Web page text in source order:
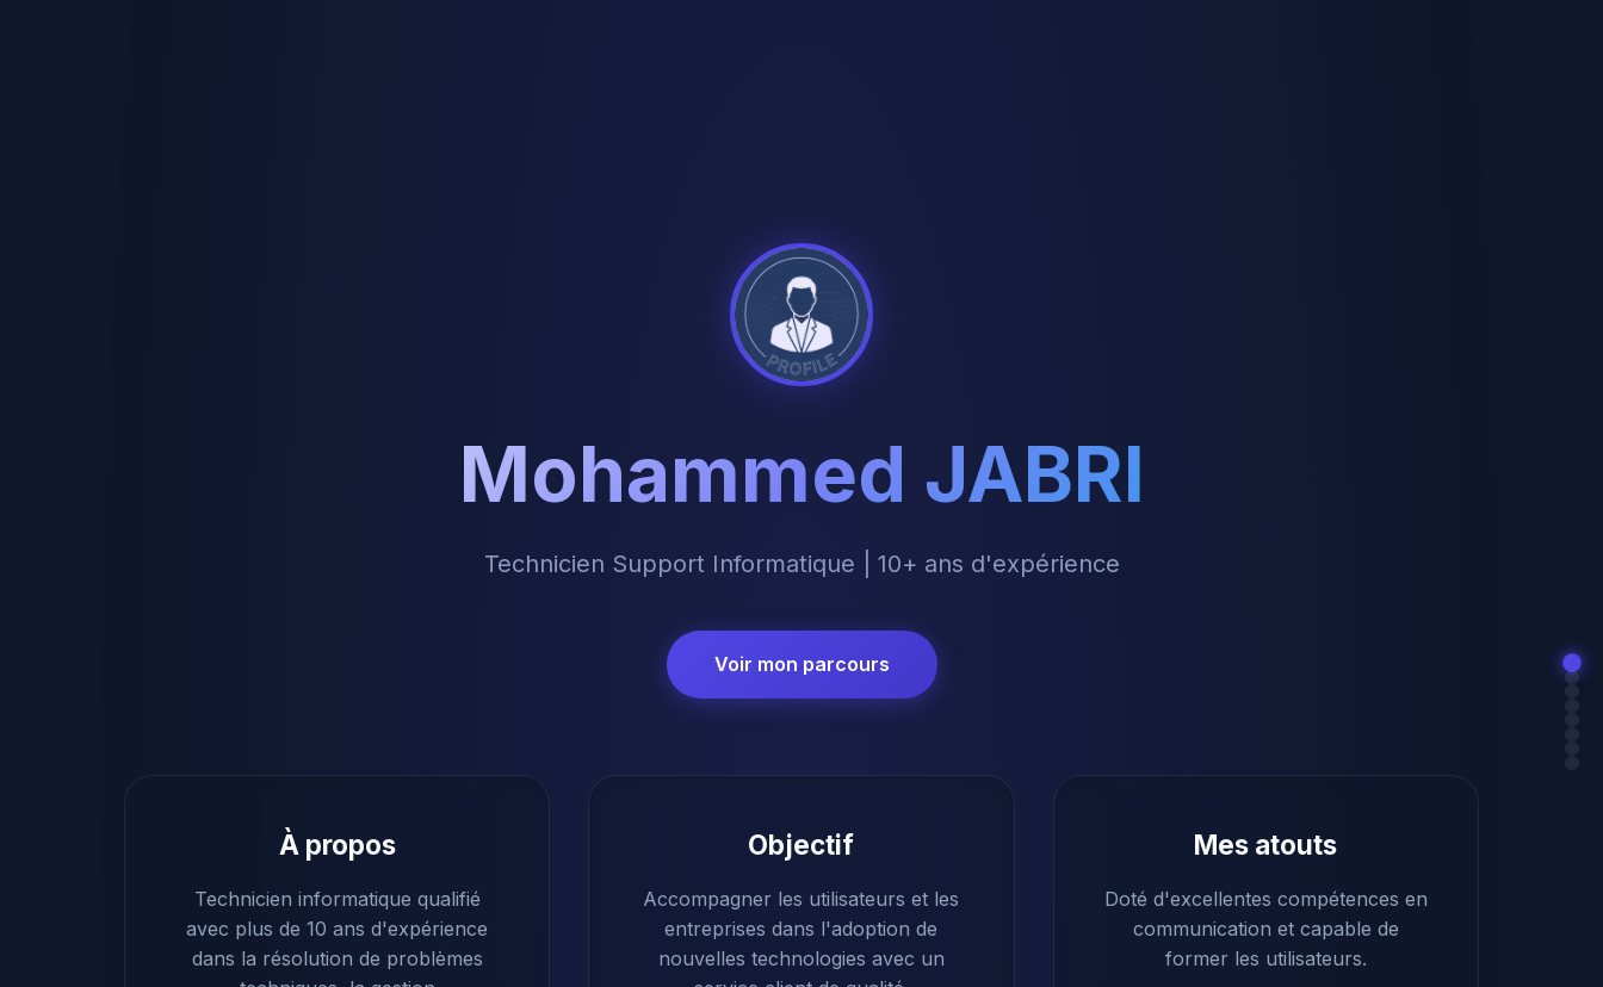
Mohammed JABRI
Technicien Support Informatique | 10+ ans d'expérience
Voir mon parcours
À propos
Technicien informatique qualifié
avec plus de 10 ans d'expérience
dans la résolution de problèmes
Objectif
Accompagner les utilisateurs et les
entreprises dans l'adoption de
nouvelles technologies avec un
Mes atouts
Doté d'excellentes compétences en
communication et capable de
former les utilisateurs.